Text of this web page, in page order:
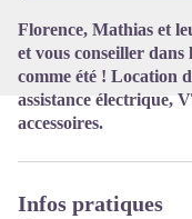
Florence, Mathias et
et vous conseiller
comme été ! Location
assistance électrique,
accessoires.
Infos pratiques